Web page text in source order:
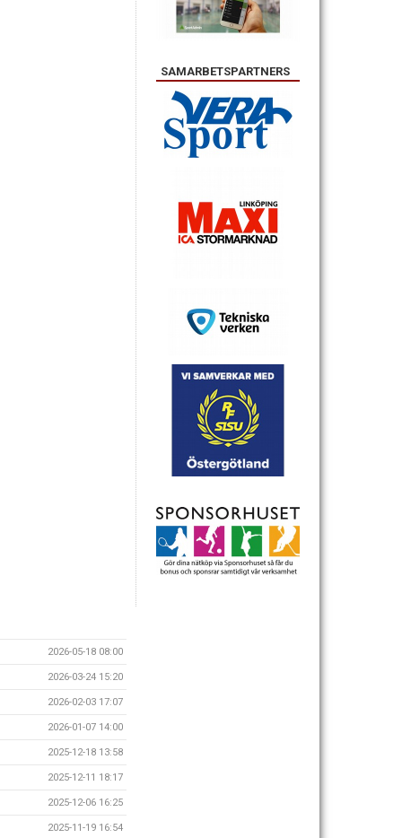
2026-05-18 08:00
2026-03-24 15:20
2026-02-03 17:07
2026-01-07 14:00
2025-12-18 13:58
2025-12-11 18:17
2025-12-06 16:25
2025-11-19 16:54
SAMARBETSPARTNERS